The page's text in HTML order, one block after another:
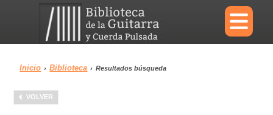
×
Menu
Inicio › Biblioteca › Resultados búsqueda
VOLVER